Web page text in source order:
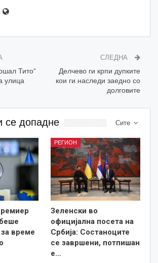
Тито“
улица
СЛЕДНА
Делчево ги крпи дупките
кои ги наследи заедно со
долговите
Сите
се допадне
за време
РЕГИОН
Зеленски во
официјална посета на
Србија: Состаноците
се завршени, потпишан
е…